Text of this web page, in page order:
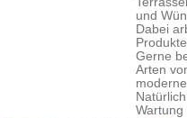
und
Dabei
Gerne
Arten